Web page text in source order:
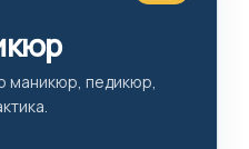
маникюр, педикюр,